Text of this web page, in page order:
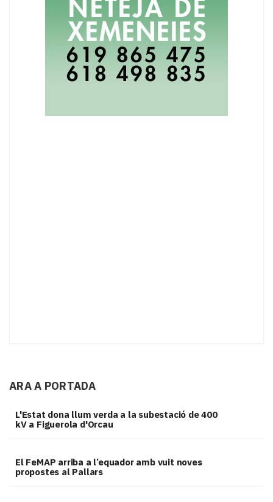
ARA A PORTADA
L'Estat dona llum verda a la subestació de 400
kV a Figuerola d'Orcau
El FeMAP arriba a l’equador amb vuit noves
propostes al Pallars